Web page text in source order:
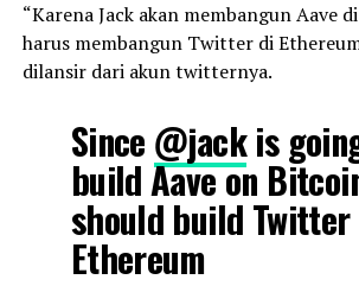
“Karena Jack akan membangun Aave
harus membangun Twitter di
dilansir dari akun twitternya.
Since @jackis
build Aave on
should build Twitter
Ethereum